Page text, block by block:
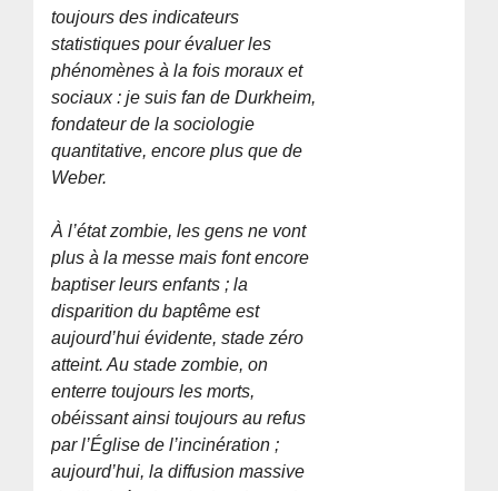
toujours des indicateurs
statistiques pour évaluer les
phénomènes à la fois moraux et
sociaux : je suis fan de Durkheim,
fondateur de la sociologie
quantitative, encore plus que de
Weber.
À l’état zombie, les gens ne vont
plus à la messe mais font encore
baptiser leurs enfants ; la
disparition du baptême est
aujourd’hui évidente, stade zéro
atteint. Au stade zombie, on
enterre toujours les morts,
obéissant ainsi toujours au refus
par l’Église de l’incinération ;
aujourd’hui, la diffusion massive